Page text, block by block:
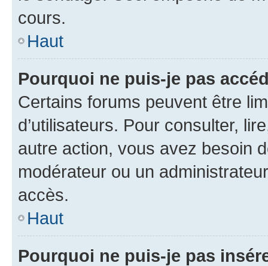
cours.
Haut
Pourquoi ne puis-je pas
Certains forums peuvent être
d’utilisateurs. Pour consulter,
autre action, vous avez besoin
modérateur ou un
accès.
Haut
Pourquoi ne puis-je pas